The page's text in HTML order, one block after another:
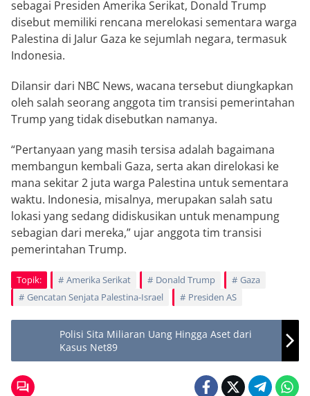
sebagai Presiden Amerika Serikat, Donald Trump
disebut memiliki rencana merelokasi sementara warga
Palestina di Jalur Gaza ke sejumlah negara, termasuk
Indonesia.
Dilansir dari NBC News, wacana tersebut diungkapkan
oleh salah seorang anggota tim transisi pemerintahan
Trump yang tidak disebutkan namanya.
“Pertanyaan yang masih tersisa adalah bagaimana
membangun kembali Gaza, serta akan direlokasi ke
mana sekitar 2 juta warga Palestina untuk sementara
waktu. Indonesia, misalnya, merupakan salah satu
lokasi yang sedang didiskusikan untuk menampung
sebagian dari mereka,” ujar anggota tim transisi
pemerintahan Trump.
Topik: Amerika Serikat Donald Trump
Gaza
Gencatan Senjata Palestina-Israel
Presiden AS
Polisi Sita Miliaran Uang Hingga Aset dari
Kasus Net89